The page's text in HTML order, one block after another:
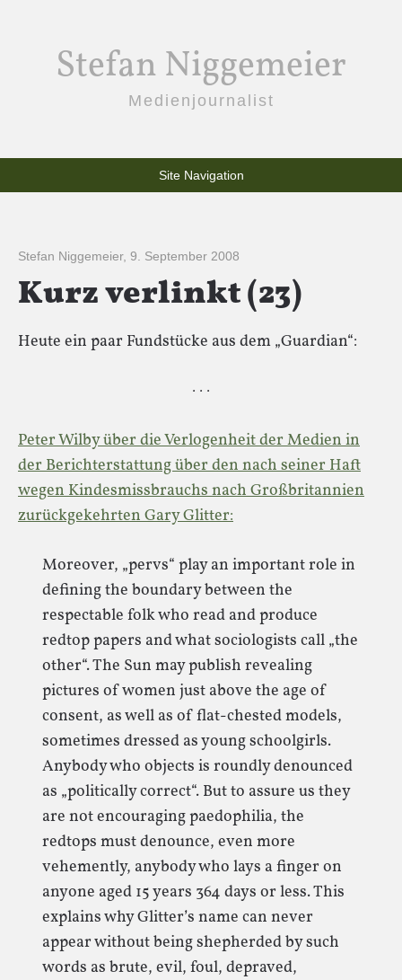
Stefan Niggemeier
Medienjournalist
Site Navigation
Stefan Niggemeier, 9. September 2008
Kurz verlinkt (23)
Heute ein paar Fundstücke aus dem „Guardian“:
· · ·
Peter Wilby über die Verlogenheit der Medien in
der Berichterstattung über den nach seiner Haft
wegen Kindesmissbrauchs nach Großbritannien
zurückgekehrten Gary Glitter:
Moreover, „pervs“ play an important role in
defining the boundary between the
respectable folk who read and produce
redtop papers and what sociologists call „the
other“. The Sun may publish revealing
pictures of women just above the age of
consent, as well as of flat-chested models,
sometimes dressed as young schoolgirls.
Anybody who objects is roundly denounced
as „politically correct“. But to assure us they
are not encouraging paedophilia, the
redtops must denounce, even more
vehemently, anybody who lays a finger on
anyone aged 15 years 364 days or less. This
explains why Glitter’s name can never
appear without being shepherded by such
words as brute, evil, foul, depraved,